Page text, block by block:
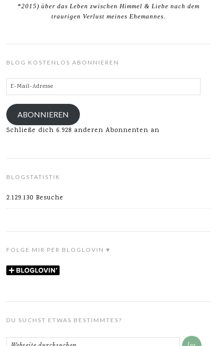
*2015) über das Leben zwischen Himmel & Liebe nach dem
traurigen Verlust meines Ehemannes.
BLOG KOSTENLOS ABONNIEREN
E-
Mail-
Adresse
ABONNIEREN
Schließe dich 6.928 anderen Abonnenten an
BLOGSTATISTIK
2.129.130 Besuche
FOLGE MIR PER BLOGLOVIN ♥
DU SUCHST ETWAS BESTIMMTES?